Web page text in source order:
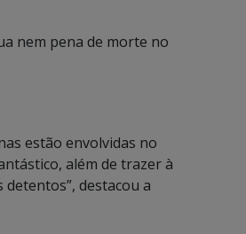
nem pena de morte no
estão envolvidas no
além de trazer à
destacou a